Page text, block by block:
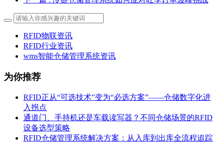
RFID物联资讯
RFID行业资讯
wms智能仓储管理系统资讯
为你推荐
RFID正从“可选技术”变为“必选方案”——仓储数字化进
入拐点
通道门、手持机还是车载读写器？不同仓储场景的RFID
设备选型策略
RFID仓储管理系统解决方案：从入库到出库全流程追踪